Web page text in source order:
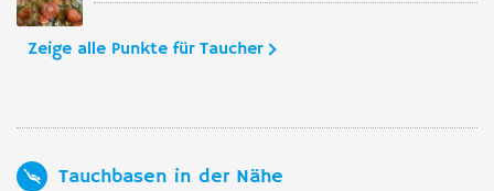
Zeige alle Punkte für Taucher
Tauchbasen in der Nähe